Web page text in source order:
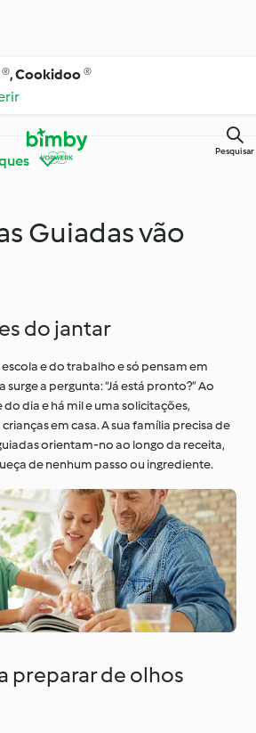
Cookidoo ®
Pesquisar
Bimby® Dicas e
Truques
dias
Ocasiões especiais e
estações
Aprenda com o
Guiadas vão
do jantar
e do trabalho e só pensam em
surge a pergunta: “Já está pronto?” Ao
dia e há mil e uma solicitações,
em casa. A sua família precisa de
orientam-no ao longo da receita,
de nenhum passo ou ingrediente.
preparar de olhos